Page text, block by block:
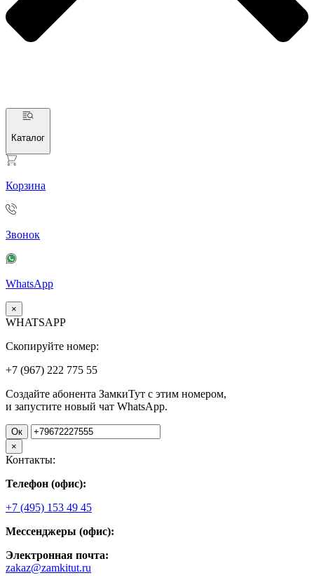
Каталог
Корзина
Звонок
WhatsApp
×
WHATSAPP
Скопируйте номер:
+7 (967) 222 775 55
Создайте абонента ЗамкиТут с этим номером,
и запустите новый чат WhatsApp.
Ок
×
Контакты:
Телефон (офис):
+7 (495) 153 49 45
Мессенджеры (офис):
Электронная почта:
zakaz@zamkitut.ru